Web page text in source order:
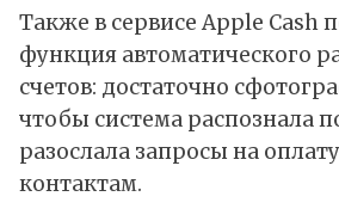
Также в сервисе Apple Cash
функция автоматического
счетов: достаточно
чтобы система распознала
разослала запросы на
контактам.